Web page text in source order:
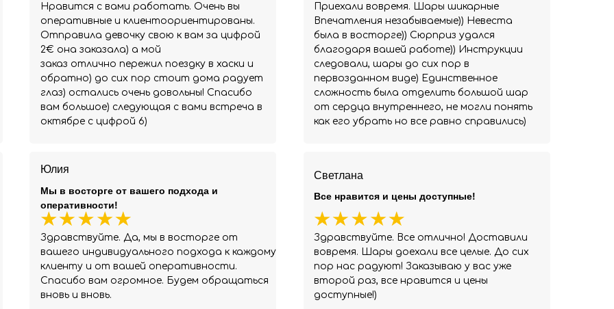
Юлия
Здравствуйте. Да, мы в восторге от
вашего индивидуального подхода к каждому
клиенту и от вашей оперативности.
Спасибо вам огромное. Будем обращаться
вновь и вновь.
Мы в восторге от вашего подхода и
оперативности!
Светлана
Здравствуйте. Все отлично! Доставили
вовремя. Шары доехали все целые. До сих
пор нас радуют! Заказываю у вас уже
второй раз, все нравится и цены
доступные!)
Все нравится и цены доступные!
Нравится с вами работать. Очень вы
оперативные и клиентоориентированы.
Отправила девочку свою к вам за цифрой
2€ она заказала) а мой
заказ отлично пережил поездку в хаски и
обратно) до сих пор стоит дома радует
глаз) остались очень довольны! Спасибо
вам большое) следующая с вами встреча в
октябре с цифрой 6)
Приехали вовремя. Шары шикарные
Впечатления незабываемые)) Невеста
была в восторге)) Сюрприз удался
благодаря вашей работе)) Инструкции
следовали, шары до сих пор в
первозданном виде) Единственное
сложность была отделить большой шар
от сердца внутреннего, не могли понять
как его убрать но все равно справились)